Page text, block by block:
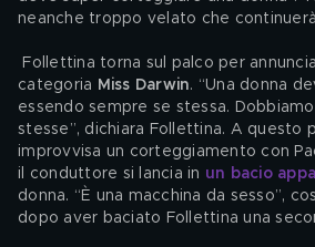
neanche troppo velato che
categoria Miss Darwin. “Una donna
essendo sempre se stessa.
stesse”, dichiara Follettina. A questo
improvvisa un corteggiamento con
il conduttore si lancia in un bacio
donna. “È una macchina da sesso”,
dopo aver baciato Follettina una